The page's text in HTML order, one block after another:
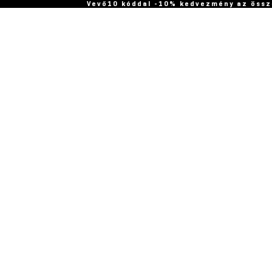
Vevő10 kóddal -10% kedvezmény az